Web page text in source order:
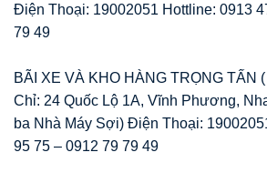
Điện Thoại: 19002051 Hottline: 0913
79 49
BÃI XE VÀ KHO HÀNG TRỌNG TẤN
Chỉ: 24 Quốc Lộ 1A, Vĩnh Phương,
ba Nhà Máy Sợi) Điện Thoại:
95 75 – 0912 79 79 49